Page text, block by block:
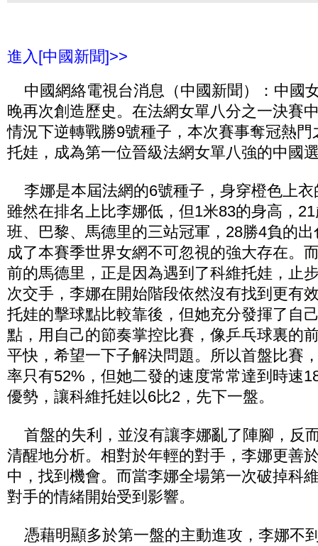
進入[中國新聞]>>
中國網絡電視台消息（中國新聞）：中國
晚再次創造歷史。在法網女單八分之一決賽
情況下逆轉戰勝9號種子，本次賽事奪冠熱
托娃，成為第一位晉級法網女單八強的中國
李娜是本屆法網的6號種子，身穿橙色上衣
雖然在排名上比李娜低，但1米83的身高，
班、巴黎、馬德里的三站冠軍，28勝4負的
成了本賽季世界女網不可忽視的強大存在。
前的馬德里，正是因為遇到了科維托娃，止
次交手，李娜在開始階段依然沒有找到更有
托娃的擊球點比較靠後，但她充分發揮了自
點，用自己的節奏掌控比賽，像乒乓球裏的
平快，希望一下子解決問題。所以首盤比賽
率只有52%，但她二發的速度常常達到時速
優勢，讓科維托娃以6比2，先下一盤。
首盤的失利，並沒有讓李娜亂了陣腳，反
清醒地分析。相對於年輕的對手，李娜更善
中，找到機會。而當李娜全場第一次破掉科
對手的情緒開始受到影響。
憑藉明顯多於第一盤的主動進攻，李娜不